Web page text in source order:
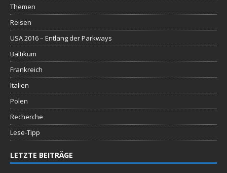
Themen
Reisen
USA 2016 – Entlang der Parkways
Baltikum
Frankreich
Italien
Polen
Recherche
Lese-Tipp
LETZTE BEITRÄGE